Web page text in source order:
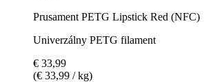
Prusament PETG Lipstick Red (NFC)
Univerzálny PETG filament
€ 33,99
(€ 33,99 / kg)